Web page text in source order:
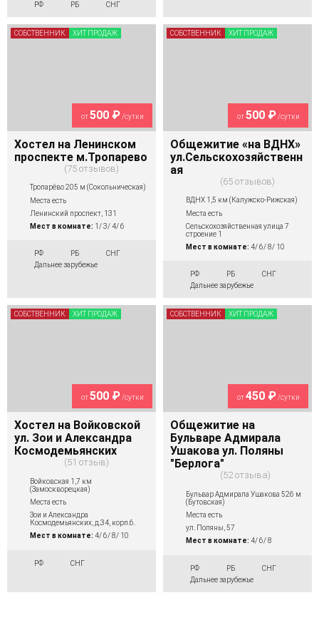
РФ РБ СНГ
от500 ₽/сутки
Хостел на Ленинском
проспекте м.Тропарево
75 отзывов
Тропарёво 205 м (Сокольническая)
Места есть
Ленинский проспект, 131
Мест в комнате: 1/ 3/ 4/ 6
РФ РБ
СНГ
Дальнее зарубежье
СОБСТВЕННИК ХИТ ПРОДАЖ
от500 ₽/сутки
Общежитие «на ВДНХ»
ул.Сельскохозяйственн
ая
65 отзывов
ВДНХ 1,5 км (Калужско-Рижская)
Места есть
Сельскохозяйственная улица 7
строение 1
Мест в комнате: 4/ 6/ 8/ 10
РФ РБ
СНГ
Дальнее зарубежье
СОБСТВЕННИК ХИТ ПРОДАЖ
от500 ₽/сутки
Хостел на Войковской
ул. Зои и Александра
Космодемьянских
51 отзыв
Войковская 1,7 км
(Замоскворецкая)
Места есть
Зои и Александра
Космодемьянских, д.34, корп.6.
Мест в комнате: 4/ 6/ 8/ 10
РФ СНГ
СОБСТВЕННИК ХИТ ПРОДАЖ
от450 ₽/сутки
Общежитие на
Бульваре Адмирала
Ушакова ул. Поляны
"Берлога"
52 отзыва
Бульвар Адмирала Ушакова 526 м
(Бутовская)
Места есть
ул. Поляны, 57
Мест в комнате: 4/ 6/ 8
РФ РБ
СНГ
Дальнее зарубежье
СОБСТВЕННИК ХИТ ПРОДАЖ